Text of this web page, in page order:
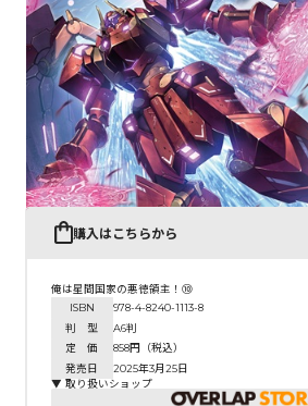
購入はこちらから
俺は星間国家の悪徳領主！⑩
ISBN
978-4-8240-1113-8
判 型
A6判
定 価
858円（税込）
発売日
2025年3月25日
▼ 取り扱いショップ